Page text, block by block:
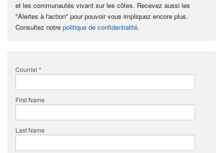
et les communautés vivant sur les côtes. Recevez aussi les
"Alertes à l'action" pour pouvoir vous impliquez encore plus.
Consultez notre politique de confidentialité.
Courriel *
First Name
Last Name